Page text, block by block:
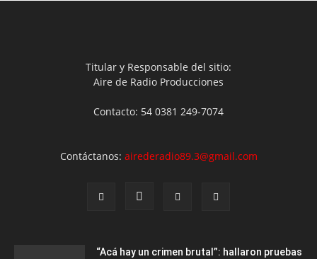
Titular y Responsable del sitio:
Aire de Radio Producciones
Contacto: 54 0381 249-7074
Contáctanos: airederadio89.3@gmail.com
“Acá hay un crimen brutal”: hallaron pruebas